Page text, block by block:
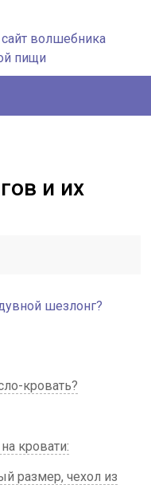
и их
шезлонг?
кровать?
кровати:
размер, чехол из